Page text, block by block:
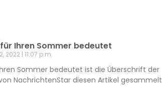
Ihren Sommer bedeutet
2022 11:07 p.m.
Sommer bedeutet ist die Überschrift der
NachrichtenStar diesen Artikel gesammelt